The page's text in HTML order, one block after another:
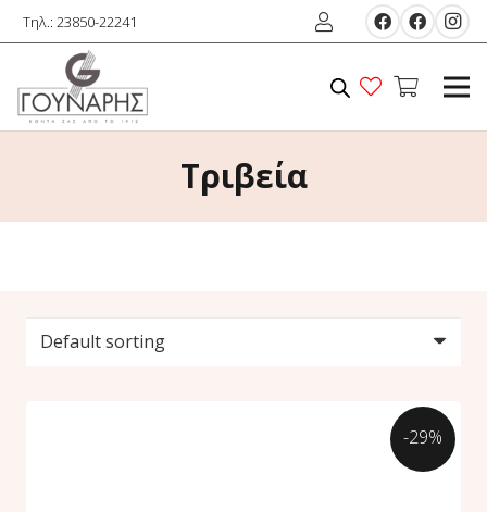
Τηλ.: 23850-22241
Τριβεία
-29%